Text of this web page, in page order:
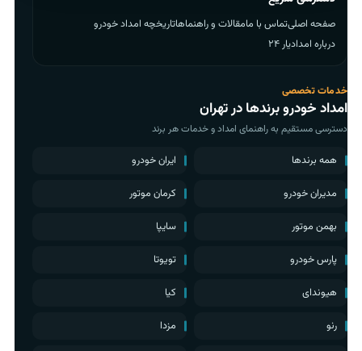
صفحه اصلیتماس با مامقالات و راهنماهاتاریخچه امداد خودرو
درباره امدادیار ۲۴
خدمات تخصصی
امداد خودرو برندها در تهران
دسترسی مستقیم به راهنمای امداد و خدمات هر برند
همه برندها ایران خودرو
مدیران خودرو کرمان موتور
بهمن موتور سایپا
پارس خودرو تویوتا
هیوندای کیا
رنو مزدا